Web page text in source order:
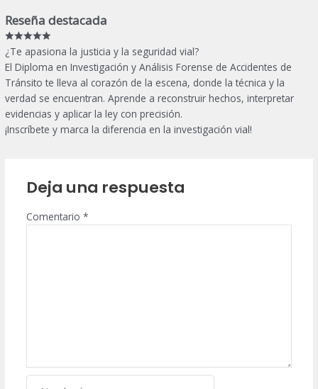
Reseña destacada
¿Te apasiona la justicia y la seguridad vial?
El Diploma en Investigación y Análisis Forense de Accidentes de
Tránsito te lleva al corazón de la escena, donde la técnica y la
verdad se encuentran. Aprende a reconstruir hechos, interpretar
evidencias y aplicar la ley con precisión.
¡Inscríbete y marca la diferencia en la investigación vial!
Deja una respuesta
Comentario *
Nombre*